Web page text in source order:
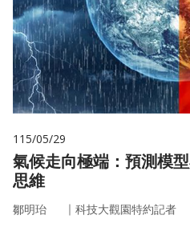
115/05/29
氣候走向極端：預測模
思維
鄒明珆 ｜ 科技大觀園特約記者